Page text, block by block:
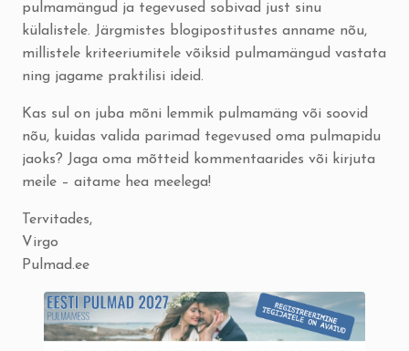
pulmamängud ja tegevused sobivad just sinu
külalistele. Järgmistes blogipostitustes anname nõu,
millistele kriteeriumitele võiksid pulmamängud vastata
ning jagame praktilisi ideid.
Kas sul on juba mõni lemmik pulmamäng või soovid
nõu, kuidas valida parimad tegevused oma pulmapidu
jaoks? Jaga oma mõtteid kommentaarides või kirjuta
meile – aitame hea meelega!
Tervitades,
Virgo
Pulmad.ee